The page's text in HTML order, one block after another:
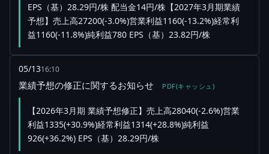
EPS（基）28.29円/株 配当金14円/株【2027年3月期業績
予想】売上高27200(-3.0%)営業利益1160(-13.2%)経常利
益1160(-11.8%)純利益780 EPS（基）23.82円/株
05/1316:10
業績予想の修正に関するお知らせ PDF(キャッシュ)
【2026年3月期 業績予想修正】売上高28040(-2.6%)営業
利益1335(+30.9%)経常利益1314(+28.8%)純利益
926(+36.2%) EPS（基）28.29円/株